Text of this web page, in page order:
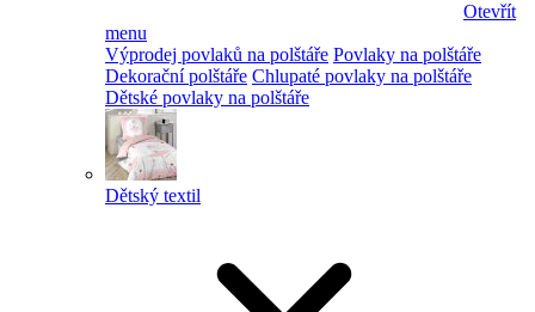
Otevřít
menu
Výprodej povlaků na polštáře Povlaky na polštáře
Dekorační polštáře Chlupaté povlaky na polštáře
Dětské povlaky na polštáře
Dětský textil